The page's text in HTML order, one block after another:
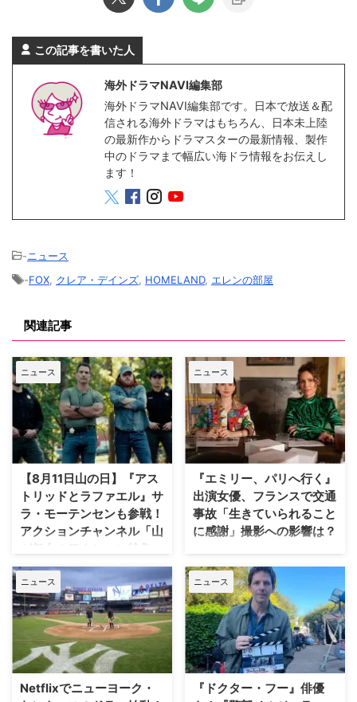
この記事を書いた人
海外ドラマNAVI編集部
海外ドラマNAVI編集部です。日本で放送＆配
信される海外ドラマはもちろん、日本未上陸
の最新作からドラマスターの最新情報、製作
中のドラマまで幅広い海ドラ情報をお伝えし
ます！
-ニュース
-FOX クレア・デインズ HOMELAND, エレンの部屋
関連記事
ニュース
【8月11日山の日】『アス
トリッドとラファエル』サ
ラ・モーテンセンも参戦！
アクションチャンネル「山
が舞台のアクション特集」
放送
日本で唯一のアクション海外ドラ
マ専門チャンネル「アクションチ
ャンネル」にて、8月11日の山の
日に合わせた特別編成「山が舞台
のアクション特集」が放送され
る。 8月11日「山の日」に注目の
山岳アクション2作品を特別編成
今回の特集では、米陸軍特殊部隊
ニュース
『エミリー、パリへ行く』
出演女優、フランスで交通
事故「生きていられること
に感謝」撮影への影響は？
人気Netflixドラマ『エミリー、パ
リへ行く』第6シーズンに出演す
るイギリス人女優のミニー・ドラ
イヴァーが、フランスでの撮影休
止期間中に深刻な自動車事故に遭
っていたことが分かった。 生き
ていられることに心から感謝 ミ
ニーは過去8週間にわたり、
Instagram上で「パリ近況報告」
と題した動画シリーズを投稿。最
ニュース
Netflixでニューヨーク・
ニュース
『ドクター・フー』俳優